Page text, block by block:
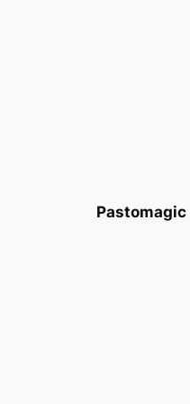
Pastomagic